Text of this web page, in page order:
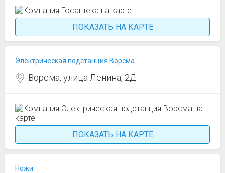
ПОКАЗАТЬ НА КАРТЕ
Электрическая подстанция Ворсма
Ворсма, улица Ленина, 2Д
ПОКАЗАТЬ НА КАРТЕ
Ножи